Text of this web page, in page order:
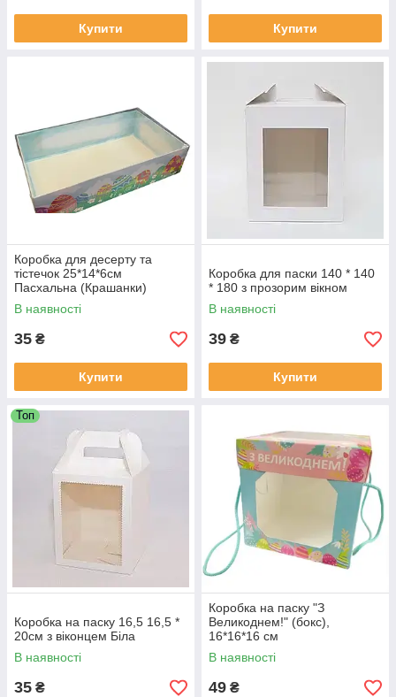
Купити Купити
Коробка для десерту та
тістечок 25*14*6см
Пасхальна (Крашанки)
В наявності
35 ₴
Купити
Коробка для паски 140 * 140
* 180 з прозорим вікном
В наявності
39 ₴
Купити
Топ
Коробка на паску 16,5 16,5 *
20см з віконцем Біла
В наявності
35 ₴
Коробка на паску "З
Великоднем!" (бокс),
16*16*16 см
В наявності
49 ₴